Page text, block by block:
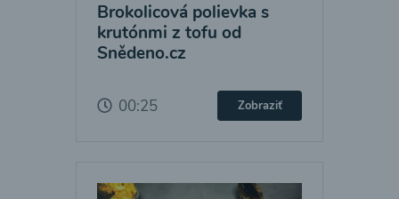
Brokolicová polievka s
krutónmi z tofu od
Snědeno.cz
00:25 Zobraziť